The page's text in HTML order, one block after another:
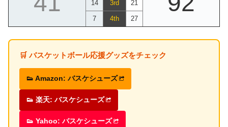
14 3rd 21
7 4th 27
🛒 バスケットボール応援グッズをチェック
👟 Amazon: バスケシューズ
👟 楽天: バスケシューズ
👟 Yahoo: バスケシューズ